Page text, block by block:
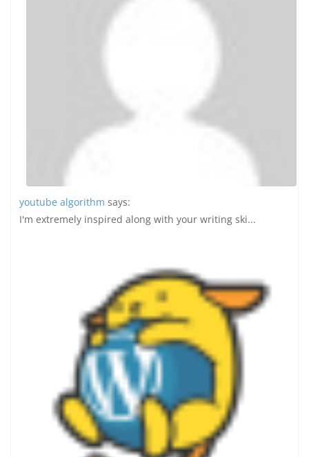
youtube algorithm says:
I'm extremely inspired along with your writing ski...